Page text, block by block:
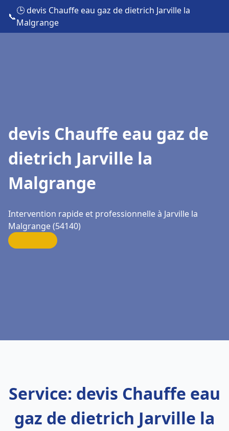
📞
🕒 devis Chauffe eau gaz de dietrich Jarville la
Malgrange
devis Chauffe eau gaz de
dietrich Jarville la
Malgrange
Intervention rapide et professionnelle à Jarville la
Malgrange (54140)
Service: devis Chauffe eau
gaz de dietrich Jarville la